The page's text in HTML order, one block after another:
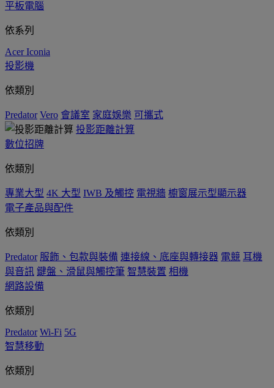
平板電腦
依系列
Acer Iconia
投影機
依類別
Predator Vero 會議室 家庭娛樂 可攜式
投影距離計算
數位招牌
依類別
專業大型 4K 大型 IWB 及觸控 電視牆 櫥窗展示型顯示器
電子產品與配件
依類別
Predator 服飾、包款與裝備 連接線、底座與轉接器 電競 耳機
與音訊 鍵盤、滑鼠與觸控筆 智慧裝置 相機
網路設備
依類別
Predator Wi-Fi 5G
智慧移動
依類別